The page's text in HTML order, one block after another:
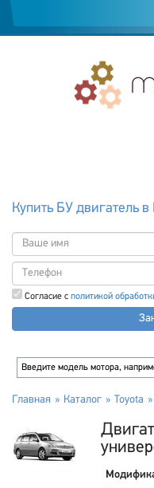
Купить БУ двигатель в
Согласие с политикой
Главная Каталог Toyota